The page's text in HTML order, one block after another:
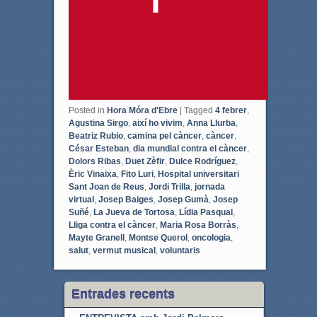
Posted in Hora Móra d'Ebre | Tagged 4 febrer,
Agustina Sirgo, així ho vivim Anna Llurba
Beatriz Rubio, camina pel càncer, càncer,
César Esteban, dia mundial contra el càncer,
Dolors Ribas Duet Zèfir, Dulce Rodríguez,
Èric Vinaixa Fito Luri, Hospital universitari
Sant Joan de Reus Jordi Trilla jornada
virtual, Josep Baiges Josep Gumà Josep
Suñé, La Jueva de Tortosa Lídia Pasqual,
Lliga contra el càncer, Maria Rosa Borràs
Mayte Granell, Montse Querol, oncologia
salut, vermut musical, voluntaris
Entrades recents